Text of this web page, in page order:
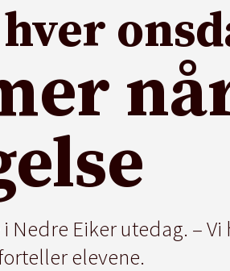
Eiker utedag. – Vi
elevene.